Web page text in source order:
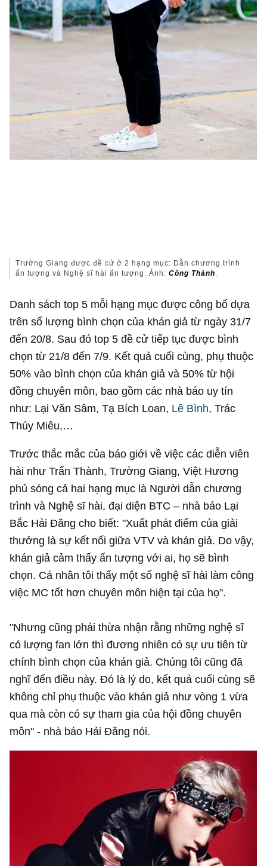
Trường Giang được đề cử ở 2 hạng mục: Dẫn chương trình
ấn tượng và Nghệ sĩ hài ấn tượng. Ảnh: Công Thành.
Danh sách top 5 mỗi hạng mục được công bố dựa
trên số lượng bình chọn của khán giả từ ngày 31/7
đến 20/8. Sau đó top 5 đề cử tiếp tục được bình
chọn từ 21/8 đến 7/9. Kết quả cuối cùng, phụ thuộc
50% vào bình chọn của khán giả và 50% từ hội
đồng chuyên môn, bao gồm các nhà báo uy tín
như: Lại Văn Sâm, Tạ Bích Loan, Lê Bình, Trác
Thúy Miêu,…
Trước thắc mắc của báo giới về việc các diễn viên
hài như Trấn Thành, Trường Giang, Việt Hương
phủ sóng cả hai hạng mục là Người dẫn chương
trình và Nghệ sĩ hài, đại diện BTC – nhà báo Lại
Bắc Hải Đăng cho biết: "Xuất phát điểm của giải
thưởng là sự kết nối giữa VTV và khán giả. Do vậy,
khán giả cảm thấy ấn tượng với ai, họ sẽ bình
chọn. Cá nhân tôi thấy một số nghệ sĩ hài làm công
việc MC tốt hơn chuyên môn hiện tại của họ".
"Nhưng cũng phải thừa nhận rằng những nghệ sĩ
có lượng fan lớn thì đương nhiên có sự ưu tiên từ
chính bình chọn của khán giả. Chúng tôi cũng đã
nghĩ đến điều này. Đó là lý do, kết quả cuối cùng sẽ
không chỉ phụ thuộc vào khán giả như vòng 1 vừa
qua mà còn có sự tham gia của hội đồng chuyên
môn" - nhà báo Hải Đăng nói.